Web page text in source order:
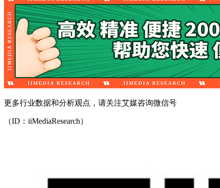
更多行业数据和分析观点，请关注艾媒咨询微信号
（ID：iiMediaResearch）